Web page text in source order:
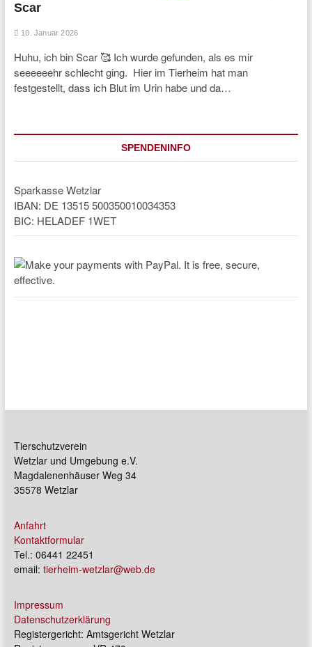
Scar
10. Januar 2026
Huhu, ich bin Scar 🥰 Ich wurde gefunden, als es mir
seeeeeehr schlecht ging. Hier im Tierheim hat man
festgestellt, dass ich Blut im Urin habe und da…
SPENDENINFO
Sparkasse Wetzlar
IBAN: DE 13515 500350010034353
BIC: HELADEF 1WET
Tierschutzverein
Wetzlar und Umgebung e.V.
Magdalenenhäuser Weg 34
35578 Wetzlar
Anfahrt
Kontaktformular
Tel.: 06441 22451
email: tierheim-wetzlar@web.de
Impressum
Datenschutzerklärung
Registergericht: Amtsgericht Wetzlar